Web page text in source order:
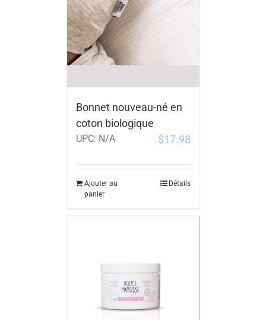
Bonnet nouveau-né en
coton biologique
UPC: N/A $17.98
Ajouter au
panier
Détails